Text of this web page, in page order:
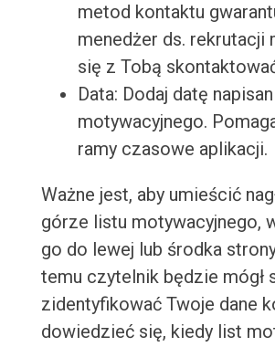
metod kontaktu
menedżer ds. rekrutacji
się z Tobą
Data: Dodaj datę
motywacyjnego.
ramy czasowe aplikacji.
Ważne jest, aby umieścić
górze listu motywacyjnego,
go do lewej lub środka
temu czytelnik będzie mógł
zidentyfikować Twoje dane
dowiedzieć się, kiedy list